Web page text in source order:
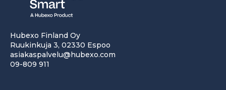
Hubexo Finland Oy
Ruukinkuja 3, 02330 Espoo
asiakaspalvelu@hubexo.com
09-809 911